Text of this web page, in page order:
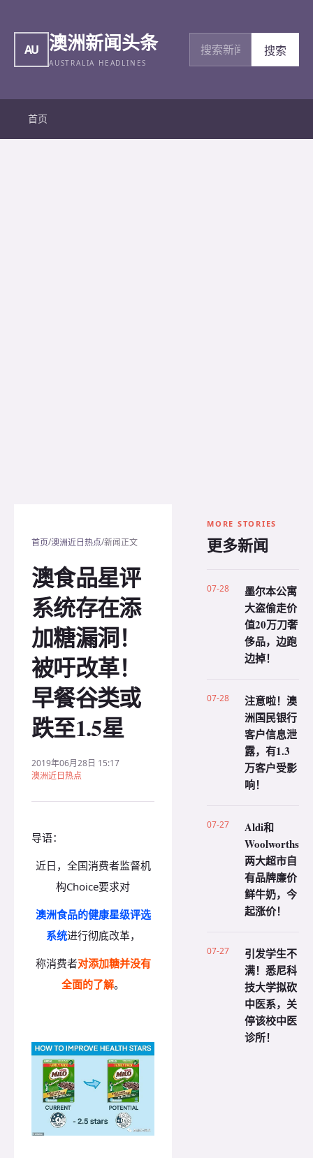
AU 澳洲新闻头条
AUSTRALIA HEADLINES
搜索新闻
搜索
首页
首页/澳洲近日热点/新闻正文
澳食品星评
系统存在添
加糖漏洞！
被吁改革！
早餐谷类或
跌至1.5星
2019年06月28日 15:17
澳洲近日热点
导语：
近日，全国消费者监督机
构Choice要求对
澳洲食品的健康星级评选
系统进行彻底改革，
称消费者对添加糖并没有
全面的了解。
MORE STORIES
更多新闻
07-28
墨尔本公寓
大盗偷走价
值20万刀奢
侈品，边跑
边掉！
07-28
注意啦！澳
洲国民银行
客户信息泄
露，有1.3
万客户受影
响！
07-27
Aldi和
Woolworths
两大超市自
有品牌廉价
鲜牛奶，今
起涨价！
07-27
引发学生不
满！悉尼科
技大学拟砍
中医系，关
停该校中医
诊所！